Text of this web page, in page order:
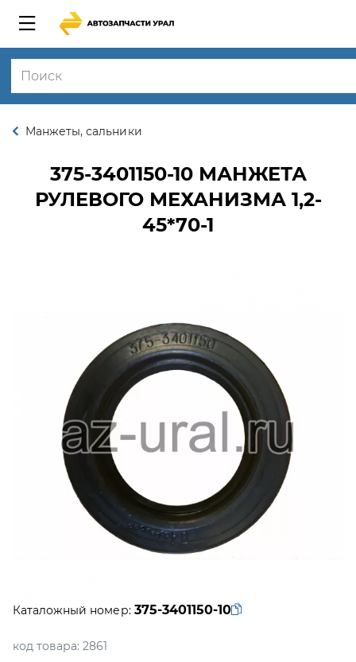
Манжеты, сальники
375-3401150-10МАНЖЕТА
РУЛЕВОГО МЕХАНИЗМА 1,2-
45*70-1
Каталожный номер: 375-3401150-10
код товара: 2861